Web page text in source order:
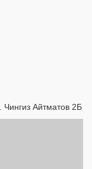
Чингиз Айтматов 2Б